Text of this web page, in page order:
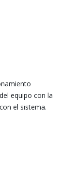
equipo con la
el sistema.